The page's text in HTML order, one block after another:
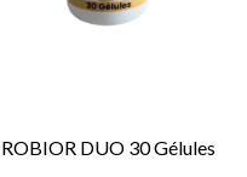
DUO 30 Gélules